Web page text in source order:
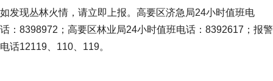
如发现丛林火情，请立即上报。高要区济急局24小时值班电
话：8398972；高要区林业局24小时值班电话：8392617；报警
电话12119、110、119。